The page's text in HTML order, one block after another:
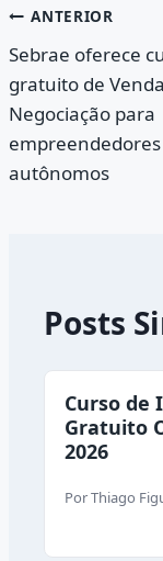
Navegação
de
Post
ANTERIOR
Sebrae oferece
gratuito de
Negociação para
empreendedores
autônomos
Posts
Curso de
Gratuito
2026
PorThiago